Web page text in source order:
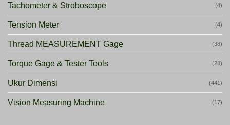
Tachometer & Stroboscope (4)
Tension Meter (4)
Thread MEASUREMENT Gage (38)
Torque Gage & Tester Tools (28)
Ukur Dimensi (441)
Vision Measuring Machine (17)